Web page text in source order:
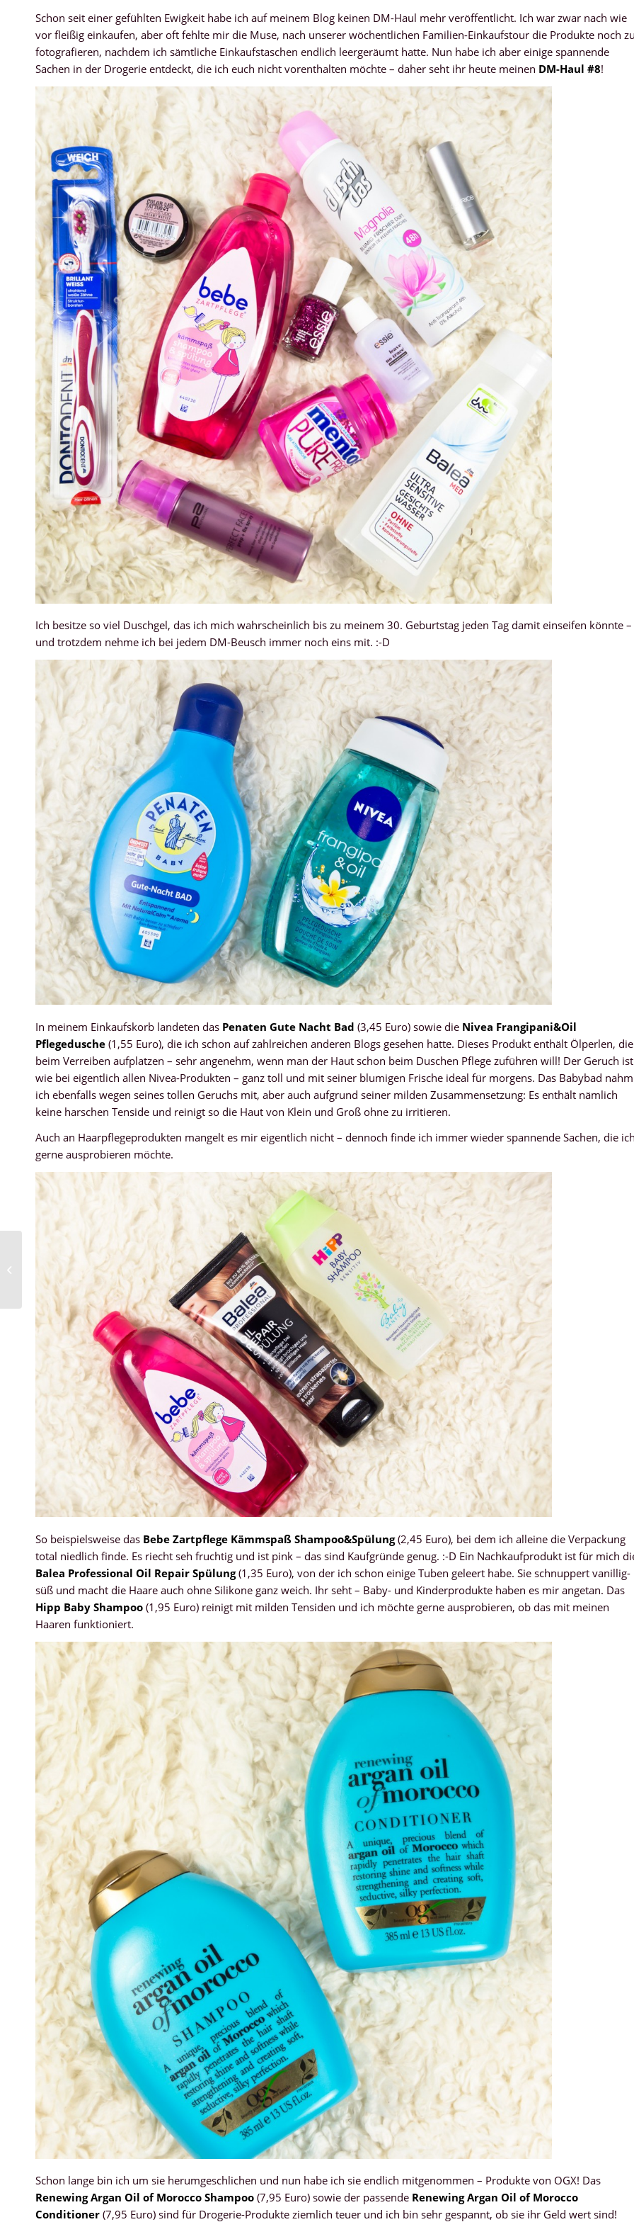
Schon seit einer gefühlten Ewigkeit habe ich auf meinem Blog keinen DM-Haul mehr veröffentlicht. Ich war zwar nach wie
vor fleißig einkaufen, aber oft fehlte mir die Muse, nach unserer wöchentlichen Familien-Einkaufstour die Produkte noch
fotografieren, nachdem ich sämtliche Einkaufstaschen endlich leergeräumt hatte. Nun habe ich aber einige spannende
Sachen in der Drogerie entdeckt, die ich euch nicht vorenthalten möchte – daher seht ihr heute meinen DM-Haul #8!
Ich besitze so viel Duschgel, das ich mich wahrscheinlich bis zu meinem 30. Geburtstag jeden Tag damit einseifen könnte –
und trotzdem nehme ich bei jedem DM-Beusch immer noch eins mit. :-D
In meinem Einkaufskorb landeten das Penaten Gute Nacht Bad (3,45 Euro) sowie die Nivea Frangipani&Oil
Pflegedusche (1,55 Euro), die ich schon auf zahlreichen anderen Blogs gesehen hatte. Dieses Produkt enthält Ölperlen, die
beim Verreiben aufplatzen – sehr angenehm, wenn man der Haut schon beim Duschen Pflege zuführen will! Der Geruch
wie bei eigentlich allen Nivea-Produkten – ganz toll und mit seiner blumigen Frische ideal für morgens. Das Babybad nahm
ich ebenfalls wegen seines tollen Geruchs mit, aber auch aufgrund seiner milden Zusammensetzung: Es enthält nämlich
keine harschen Tenside und reinigt so die Haut von Klein und Groß ohne zu irritieren.
Auch an Haarpflegeprodukten mangelt es mir eigentlich nicht – dennoch finde ich immer wieder spannende Sachen, die
gerne ausprobieren möchte.
So beispielsweise das Bebe Zartpflege Kämmspaß Shampoo&Spülung(2,45 Euro), bei dem ich alleine die Verpackung
total niedlich finde. Es riecht seh fruchtig und ist pink – das sind Kaufgründe genug. :-D Ein Nachkaufprodukt ist für mich
Balea Professional Oil Repair Spülung(1,35 Euro), von der ich schon einige Tuben geleert habe. Sie schnuppert vanillig-
süß und macht die Haare auch ohne Silikone ganz weich. Ihr seht – Baby- und Kinderprodukte haben es mir angetan. Das
Hipp Baby Shampoo (1,95 Euro) reinigt mit milden Tensiden und ich möchte gerne ausprobieren, ob das mit meinen
Haaren funktioniert.
Schon lange bin ich um sie herumgeschlichen und nun habe ich sie endlich mitgenommen – Produkte von OGX! Das
Renewing Argan Oil of Morocco Shampoo (7,95 Euro) sowie der passende Renewing Argan Oil of Morocco
Conditioner (7,95 Euro) sind für Drogerie-Produkte ziemlich teuer und ich bin sehr gespannt, ob sie ihr Geld wert sind!
Charlotte Meentzen
Fruchtsäurepeeling
und All in One
Tagespflege